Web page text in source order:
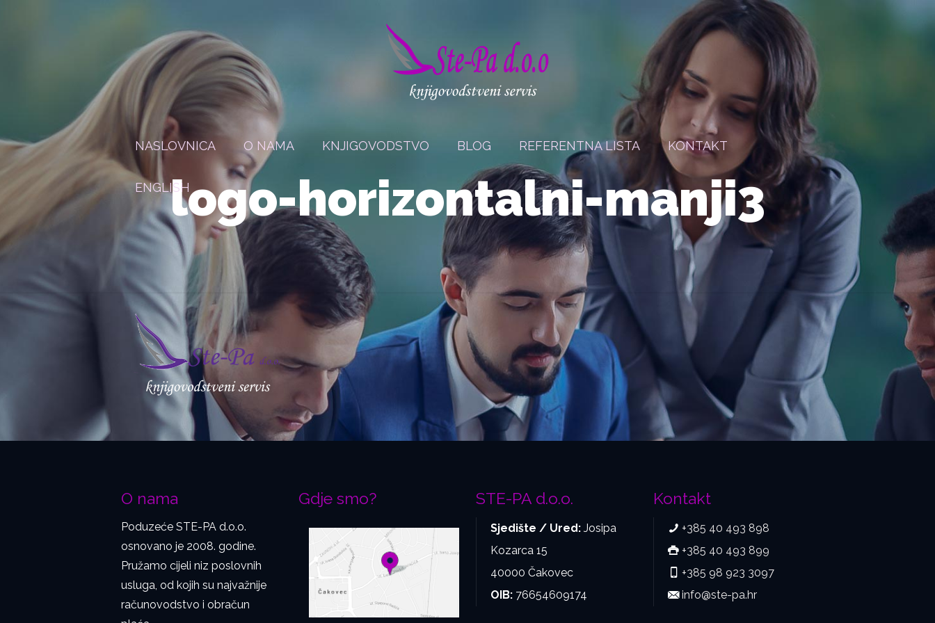
NASLOVNICA O NAMA KNJIGOVODSTVO BLOG REFERENTNA LISTA KONTAKT
ENGLISHlogo-horizontalni-manji3
O nama
Poduzeće STE-PA d.o.o.
osnovano je 2008. godine.
Pružamo cijeli niz poslovnih
usluga, od kojih su najvažnije
računovodstvo i obračun
Gdje smo? STE-PA d.o.o.
Sjedište / Ured: Josipa
Kozarca 15
40000 Čakovec
OIB: 76654609174
Kontakt
+385 40 493 898
+385 40 493 899
+385 98 923 3097
info@ste-pa.hr